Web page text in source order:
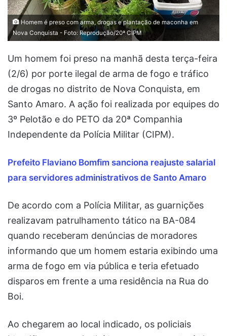
Homem é preso com arma, drogas e plantação de maconha em
Nova Conquista - Foto: Reprodução/20ª CIPM
Um homem foi preso na manhã desta terça-feira
(2/6) por porte ilegal de arma de fogo e tráfico
de drogas no distrito de Nova Conquista, em
Santo Amaro. A ação foi realizada por equipes do
3º Pelotão e do PETO da 20ª Companhia
Independente da Polícia Militar (CIPM).
Prefeito Flaviano Bomfim sanciona reajuste salarial
para servidores administrativos de Santo Amaro
De acordo com a Polícia Militar, as guarnições
realizavam patrulhamento tático na BA-084
quando receberam denúncias de moradores
informando que um homem estaria exibindo uma
arma de fogo em via pública e teria efetuado
disparos em frente a uma residência na Rua do
Boi.
Ao chegarem ao local indicado, os policiais